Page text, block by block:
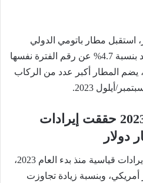
استقبل مطار باتومي الدولي
515.2 ألف مسافر، وهو ما يزيد بنسبة 4.7% عن رقم الفترة نفسها
ذلك، يضم المطار أكبر عدد من الركاب
أيلول 2023.
السياحة في جورجيا 2023 حققت إيرادات
وحققت السياحة في جورجيا إيرادات قياسية منذ بدء العام 2023،
دولار أمريكي، وبنسبة زيادة تجاوزت